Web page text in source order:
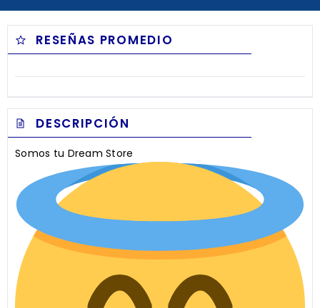
RESEÑAS PROMEDIO
DESCRIPCIÓN
Somos tu Dream Store